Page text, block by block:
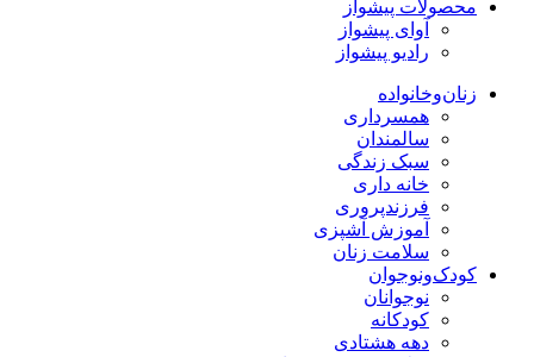
محصولات پیشواز
آوای پیشواز
رادیو پیشواز
زنان‌وخانواده
همسرداری
سالمندان
سبک زندگی
خانه داری
فرزندپروری
آموزش آشپزی
سلامت زنان
کودک‌ونوجوان
نوجوانان
کودکانه
دهه هشتادی